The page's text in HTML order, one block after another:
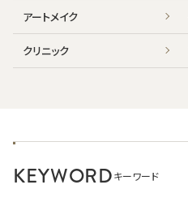
アートメイク
クリニック
KEYWORDキーワード